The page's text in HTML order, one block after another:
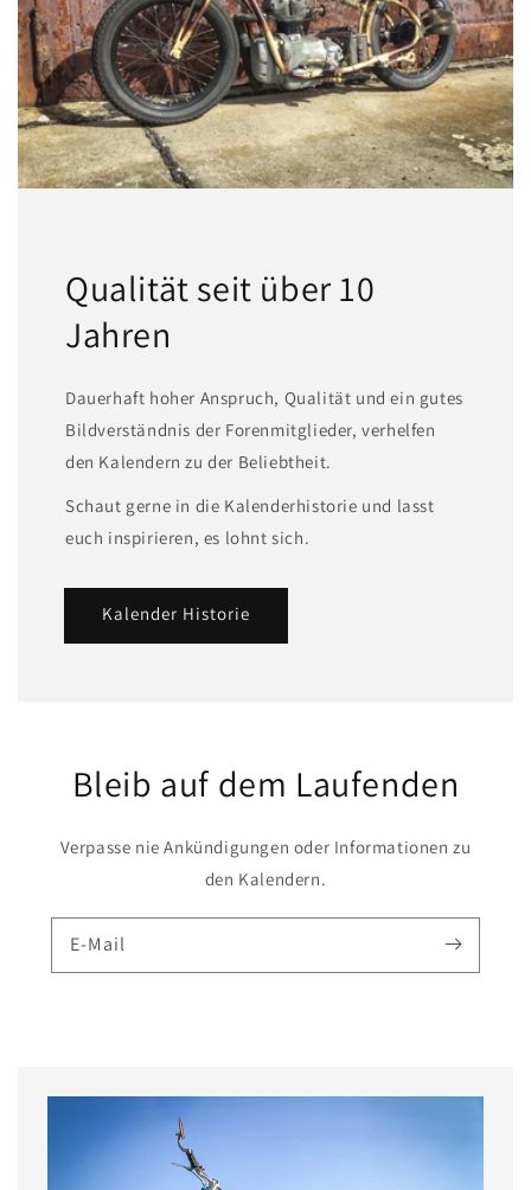
Qualität seit über 10
Jahren
Dauerhaft hoher Anspruch, Qualität und ein gutes
Bildverständnis der Forenmitglieder, verhelfen
den Kalendern zu der Beliebtheit.
Schaut gerne in die Kalenderhistorie und lasst
euch inspirieren, es lohnt sich.
Kalender Historie
Bleib auf dem Laufenden
Verpasse nie Ankündigungen oder Informationen zu
den Kalendern.
E-Mail